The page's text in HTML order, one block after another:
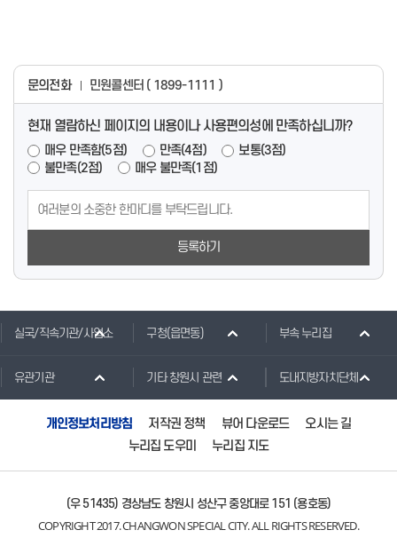
문의전화 민원콜센터 ( 1899-1111 )
현재 열람하신 페이지의 내용이나 사용편의성에 만족하십니까?
매우 만족함(5점) 만족(4점)
보통(3점)
불만족(2점)
매우 불만족(1점)
등록하기
실국/직속기관/사업소 구청(읍면동) 부속 누리집
유관기관 기타 창원시 관련 도내지방자치단체
개인정보처리방침 저작권 정책 뷰어 다운로드
오시는 길
누리집 도우미
누리집 지도
(우 51435) 경상남도 창원시 성산구 중앙대로 151 (용호동)
COPYRIGHT 2017. CHANGWON SPECIAL CITY. ALL RIGHTS RESERVED.